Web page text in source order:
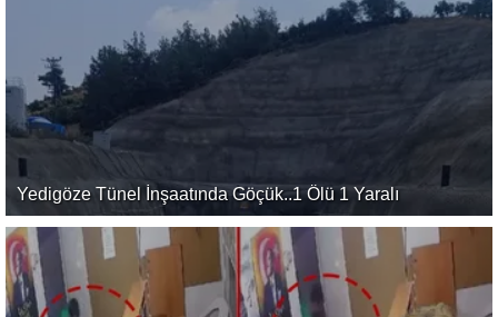
Yedigöze Tünel İnşaatında Göçük..1 Ölü 1 Yaralı